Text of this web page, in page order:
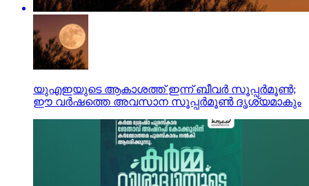
യുഎഇയുടെ ആകാശത്ത് ഇന്ന് ബീവര്‍ സൂപ്പര്‍മൂണ്‍;
ഈ വര്‍ഷത്തെ അവസാന സൂപ്പര്‍മൂണ്‍ ദൃശ്യമാകും